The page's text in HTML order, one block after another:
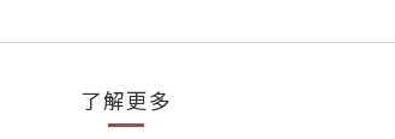
了解更多